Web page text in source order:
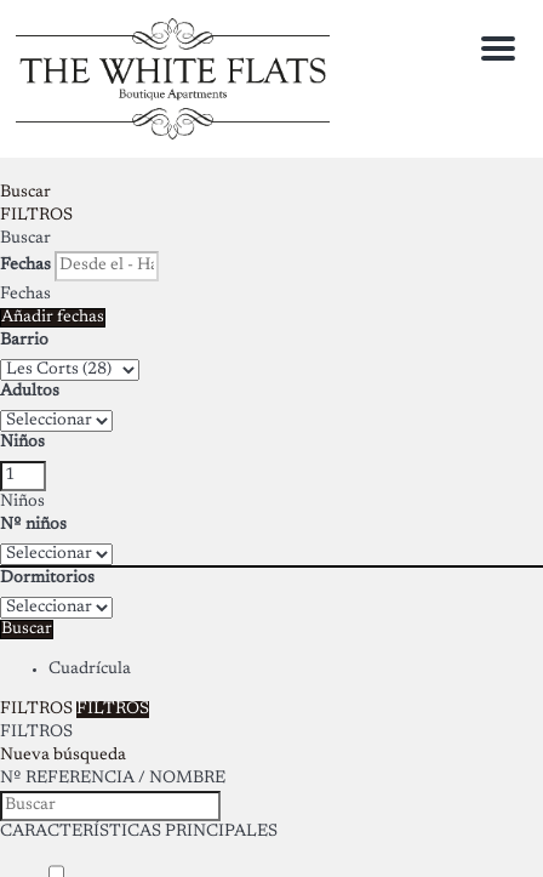
Menu
Buscar
FILTROS
Buscar
Fechas
Fechas
Añadir fechas
Barrio
Adultos
Niños
Niños
Nº niños
Dormitorios
Buscar
Cuadrícula
FILTROS FILTROS
FILTROS
Nueva búsqueda
Nº REFERENCIA / NOMBRE
CARACTERÍSTICAS PRINCIPALES